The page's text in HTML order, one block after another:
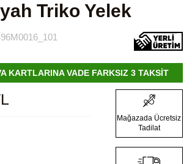
Triko Yelek
KARTLARINA VADE FARKSIZ 3 TAKSİT
Mağazada Ücretsiz
Tadilat